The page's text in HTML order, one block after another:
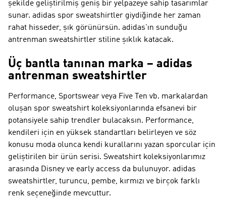
şekilde geliştirilmiş geniş bir yelpazeye sahip tasarımlar
sunar. adidas spor sweatshirtler giydiğinde her zaman
rahat hisseder, şık görünürsün. adidas'ın sunduğu
antrenman sweatshirtler stiline şıklık katacak.
Üç bantla tanınan marka – adidas
antrenman sweatshirtler
Performance, Sportswear veya Five Ten vb. markalardan
oluşan spor sweatshirt koleksiyonlarında efsanevi bir
potansiyele sahip trendler bulacaksın. Performance,
kendileri için en yüksek standartları belirleyen ve söz
konusu moda olunca kendi kurallarını yazan sporcular için
geliştirilen bir ürün serisi. Sweatshirt koleksiyonlarımız
arasında Disney ve early access da bulunuyor. adidas
sweatshirtler, turuncu, pembe, kırmızı ve birçok farklı
renk seçeneğinde mevcuttur.